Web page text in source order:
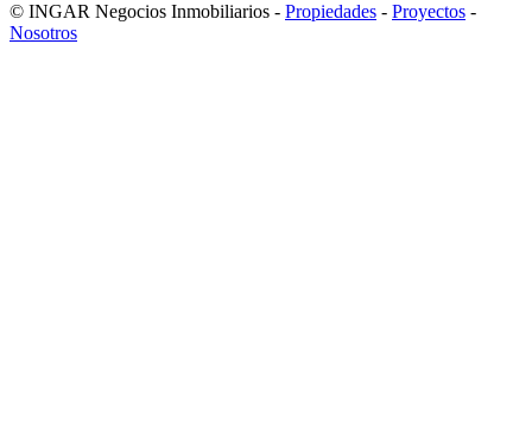
© INGAR Negocios Inmobiliarios - Propiedades - Proyectos -
Nosotros